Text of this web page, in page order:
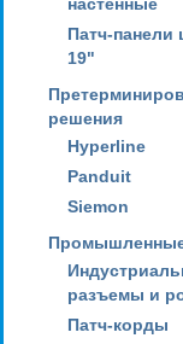
Патч-панели
19"
решения
Hyperline
Panduit
Siemon
разъемы и
Патч-корды